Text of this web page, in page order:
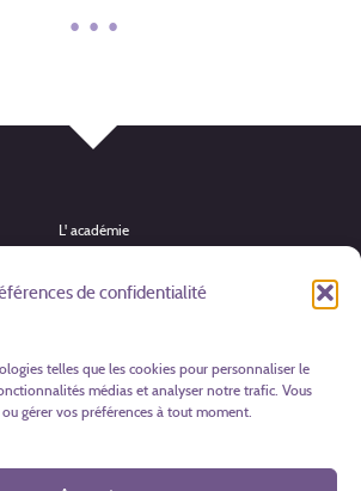
de confidentialité
telles que les cookies pour personnaliser le
médias et analyser notre trafic. Vous
gérer vos préférences à tout moment.
• • •
L' académie
Actualités
Candidature